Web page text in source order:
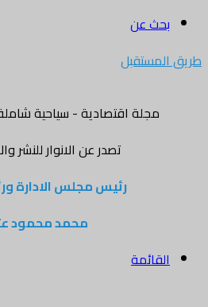
بحث عن
طريق المستقبل
مجلة اقتصادية - سياحية
تصدر عن الانوار للنشر
رئيس مجلس الادارة
محمد محمود
القائمة